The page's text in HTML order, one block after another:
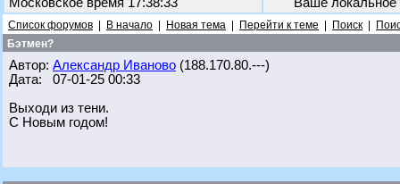
Список форумов В начало Новая тема Перейти к теме Поиск
Бэтмен?
Автор: Александр Иваново (188.170.80.---)
Дата: 07-01-25 00:33
Выходи из тени.
С Новым годом!